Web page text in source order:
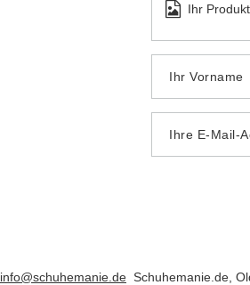
Ihr
Ihr Vorname
Ihre E-Mail-
info@schuhemanie.de Schuhemanie.de